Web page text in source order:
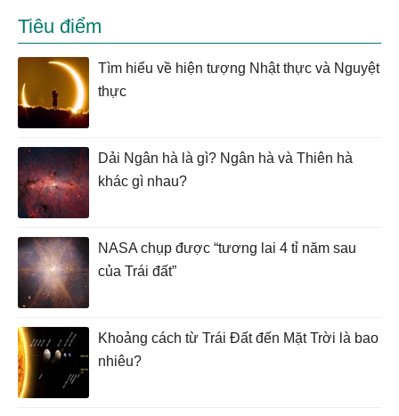
Tiêu điểm
Tìm hiểu về hiện tượng Nhật thực và Nguyệt
thực
Dải Ngân hà là gì? Ngân hà và Thiên hà
khác gì nhau?
NASA chụp được “tương lai 4 tỉ năm sau
của Trái đất”
Khoảng cách từ Trái Đất đến Mặt Trời là bao
nhiêu?